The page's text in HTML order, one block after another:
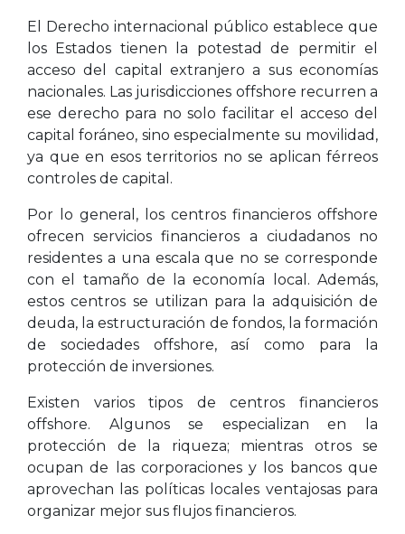
El Derecho internacional público establece que
los Estados tienen la potestad de permitir el
acceso del capital extranjero a sus economías
nacionales. Las jurisdicciones offshore recurren a
ese derecho para no solo facilitar el acceso del
capital foráneo, sino especialmente su movilidad,
ya que en esos territorios no se aplican férreos
controles de capital.
Por lo general, los centros financieros offshore
ofrecen servicios financieros a ciudadanos no
residentes a una escala que no se corresponde
con el tamaño de la economía local. Además,
estos centros se utilizan para la adquisición de
deuda, la estructuración de fondos, la formación
de sociedades offshore, así como para la
protección de inversiones.
Existen varios tipos de centros financieros
offshore. Algunos se especializan en la
protección de la riqueza; mientras otros se
ocupan de las corporaciones y los bancos que
aprovechan las políticas locales ventajosas para
organizar mejor sus flujos financieros.